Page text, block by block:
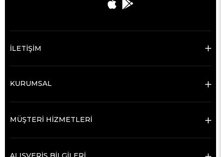
İLETİŞİM
KURUMSAL
MÜŞTERİ HİZMETLERİ